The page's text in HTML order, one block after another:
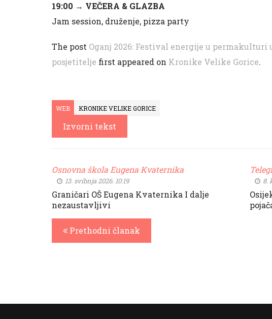
19:00 → VEČERA & GLAZBA
Jam session, druženje, pizza party
The post Oganj 2026: Festival energije u
posjetitelje first appeared on Kronike Velike Gorice.
WEB KRONIKE VELIKE GORICE
Izvorni tekst
Osnovna škola Eugena Kvaternika
13. svibnja 2026. 10:19
Graničari OŠ Eugena Kvaternika I dalje
nezaustavljivi
Prethodni članak
8.